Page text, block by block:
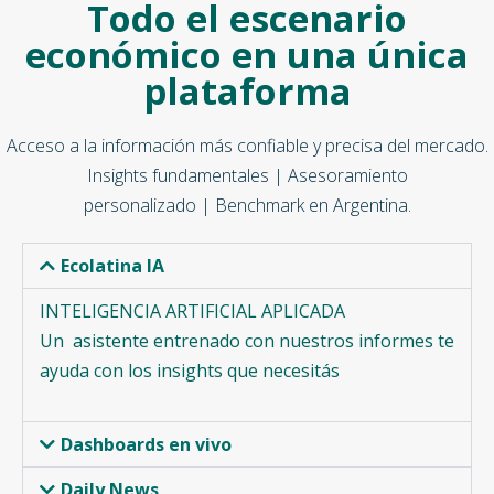
Todo el escenario
económico en una única
plataforma
Acceso a la información más confiable y precisa del mercado.
Insights fundamentales | Asesoramiento
personalizado | Benchmark en Argentina.
Ecolatina IA
INTELIGENCIA ARTIFICIAL APLICADA
Un asistente entrenado con nuestros informes te
ayuda con los insights que necesitás
Dashboards en vivo